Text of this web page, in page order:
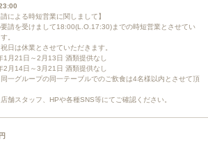
請による時短営業に関しまして】
請を受けまして18:00(L.O.17:30)までの時短営業とさせてい
。
日は休業とさせていただきます。
1月21日～2月13日 酒類提供なし
2月14日～3月21日 酒類提供なし
一グループの同一テーブルでのご飲食は4名様以内とさせて頂
舗スタッフ、HPや各種SNS等にてご確認ください。